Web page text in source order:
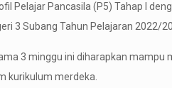
Pelajar Pancasila (P5) Tahap I
3 Subang Tahun Pelajaran 2022/
3 minggu ini diharapkan
kurikulum merdeka.